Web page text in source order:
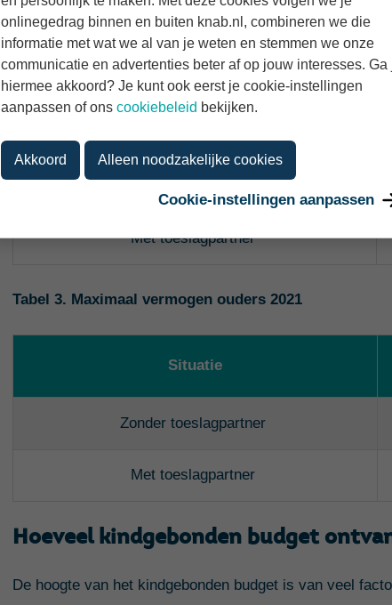
minder kindgebonden budget dan wanneer je ver onder
Tabel 2. Maximale toetsingsinkomen ouders 2021,
Mettoeslagpartner
Tabel 3. Maximaal vermogen ouders 2021
Situatie
Zonder toeslagpartner
Met toeslagpartner
Hoeveel kindgebonden budget
De hoogte van het kindgebonden budget is van veel
onlinegedrag binnen en buiten knab.nl, combineren we die
informatie met wat we al van je weten en stemmen we onze
communicatie en advertenties beter af op jouw interesses. Ga
hiermee akkoord? Je kunt ook eerst je cookie-instellingen
aanpassen of ons cookiebeleid bekijken.
Akkoord Alleen noodzakelijke cookies
Cookie-instellingen aanpassen